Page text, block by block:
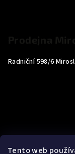
Tento web
Radniční 598/6